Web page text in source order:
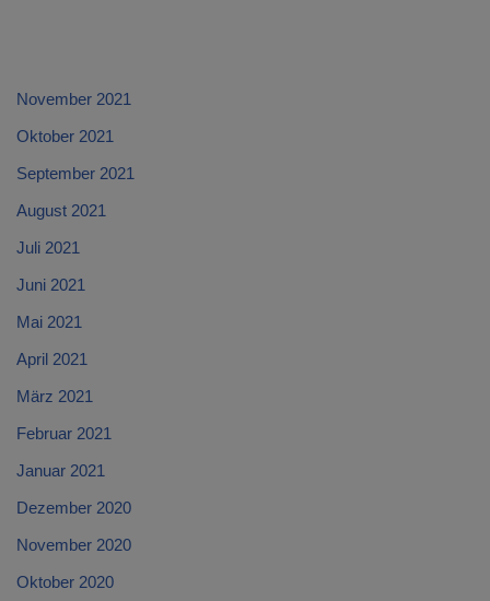
November 2021
Oktober 2021
September 2021
August 2021
Juli 2021
Juni 2021
Mai 2021
April 2021
März 2021
Februar 2021
Januar 2021
Dezember 2020
November 2020
Oktober 2020